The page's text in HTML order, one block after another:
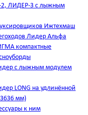
ЛИДЕР-3 c лыжным
Ижтехмаш
Лидер Альфа
компактные
с лыжным модулем
LONG на удлинённой
мм)
к ним